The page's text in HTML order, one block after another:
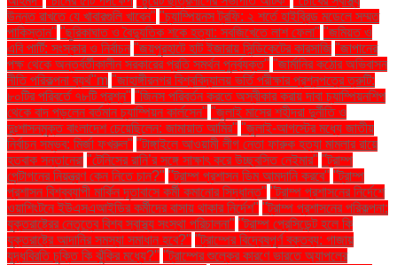
উন্নত রাখতে যে খাবারগুলি খাবেন" "চ্যাম্পিয়নস ট্রফি: ২ শর্তে হাইব্রিড মডেলে সম্মত
পাকিস্তান" "ছুরিকাঘাত ও বৈদ্যুতিক শকে হত্যা: সবজিখেতে লাশ ফেলা" "জমিয়ত ও
এবি পার্টি: সংস্কার ও নির্বাচন "জয়পুরহাটে হাট ইজারায় সিন্ডিকেটের কারসাজি "জাপানের
পক্ষ থেকে অন্তর্বর্তীকালীন সরকারের প্রতি সমর্থন পুনর্ব্যক্ত" "জার্মানির কঠোর অভিবাসন
নীতি পরিকল্পনা ব্যর্থ"m "জাহাঙ্গীরনগর বিশ্ববিদ্যালয় ভর্তি পরীক্ষার প্রশ্নপত্রে ত্রুটি:
৮০টির পরিবর্তে ৭৮টি প্রশ্ন" "জিনস পরিবর্তন করতে অস্বীকার করায় দাবা চ্যাম্পিয়নশিপ
থেকে বাদ পড়লেন বর্তমান চ্যাম্পিয়ন কার্লসেন" "জুলাই মাসের শহীদরা দুর্নীতি ও
দুঃশাসনমুক্ত বাংলাদেশ চেয়েছিলেন: জামায়াত আমির" "জুলাই-আগস্টের মধ্যে জাতীয়
নির্বাচন সম্ভব: মির্জা ফখরুল" "টাঙ্গাইলে আওয়ামী লীগ নেতা ফারুক হত্যা মামলার রায়ে
হতবাক সন্তানেরা "টেনিসের রানি’র সঙ্গে সাক্ষাৎ করে উচ্ছ্বসিত নেইমার" "ট্রাম্প
পেন্টাগনের নিয়ন্ত্রণ কেন নিতে চান?" "ট্রাম্প প্রশাসন ডিম আমদানি করবে" "ট্রাম্প
প্রশাসন বিশ্বব্যাপী মার্কিন দূতাবাসে কর্মী কমানোর সিদ্ধান্ত" "ট্রাম্প প্রশাসনের নির্দেশে
ওয়াশিংটনে ইউএসএআইডির কর্মীদের বাসায় থাকার নির্দেশ" "ট্রাম্প প্রশাসনের পরিকল্পনা:
যুক্তরাষ্ট্রের নেতৃত্বে বিশ্ব স্বাস্থ্য সংস্থা পরিচালনা" "ট্রাম্প প্রেসিডেন্ট হলে কি
যুক্তরাষ্ট্রে আদানির সমস্যা সমাধান হবে?" "ট্রাম্পের বিদ্বেষপূর্ণ বক্তব্য: গাজায়
যুদ্ধবিরতি চুক্তি কি ঝুঁকির মধ্যে?" "ট্রাম্পের শুল্কের কারণে ভারতে অ্যাপলের